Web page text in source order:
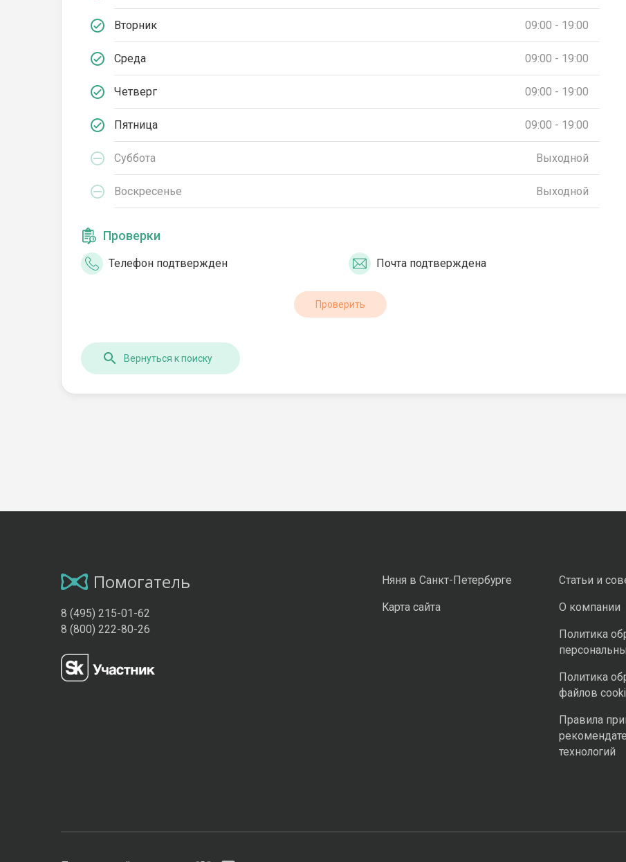
Вторник 09:00 - 19:00
Среда 09:00 - 19:00
Четверг 09:00 - 19:00
Пятница 09:00 - 19:00
Суббота Выходной
Воскресенье Выходной
Проверки
Телефон подтвержден Почта подтверждена
Проверить
Вернуться к поиску
Помогатель
8 (495) 215-01-62
8 (800) 222-80-26
Няня в Санкт-Петербурге
Карта сайта
Статьи и
О компании
Политика
Политика
файлов
Правила
технологий